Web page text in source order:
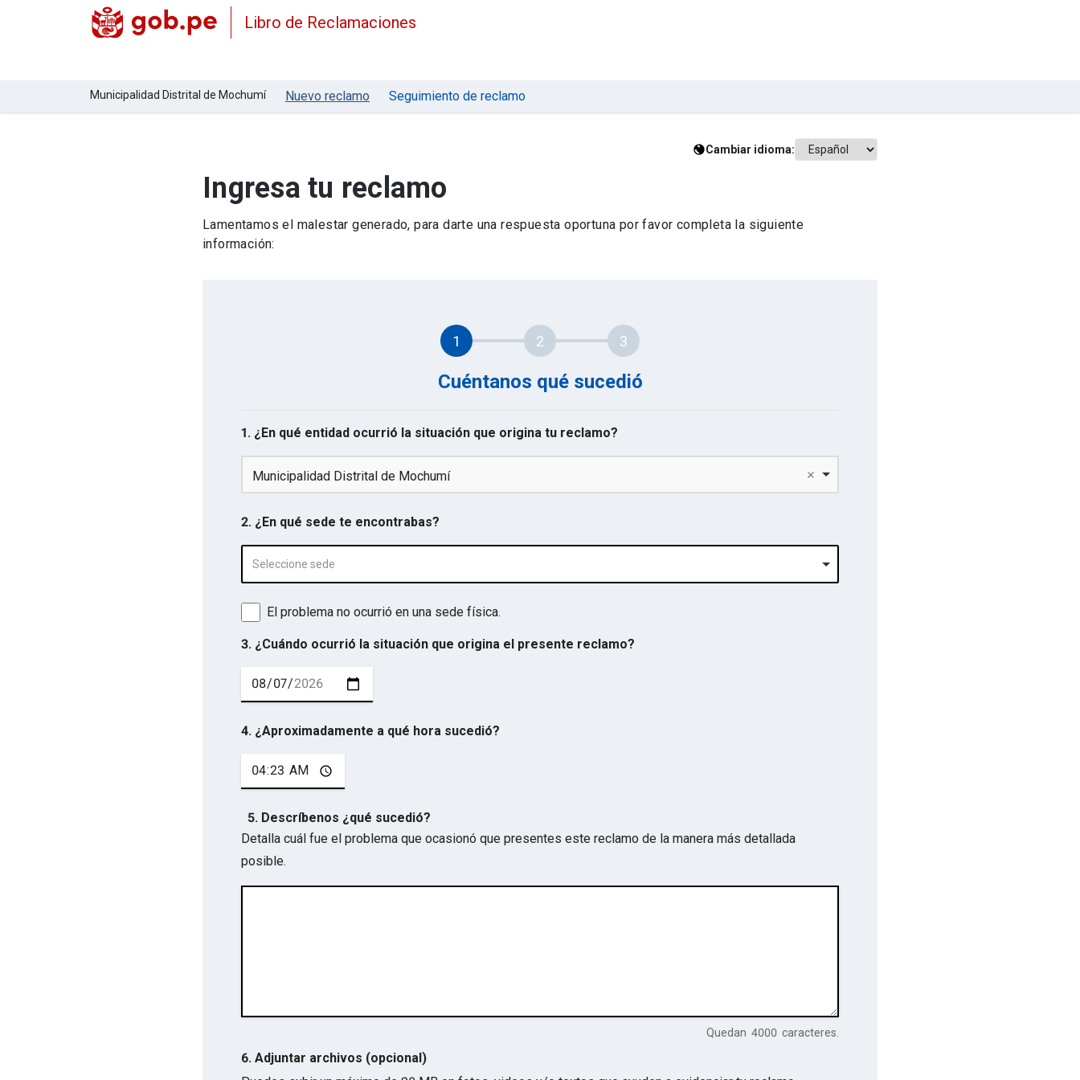
Libro de Reclamaciones
Municipalidad Distrital de Mochumí Nuevo reclamo Seguimiento de reclamo
Cambiar idioma:
Ingresa tu reclamo
Lamentamos el malestar generado, para darte una respuesta oportuna por favor completa la siguiente
información:
1 2 3
Cuéntanos qué sucedió
1. ¿En qué entidad ocurrió la situación que origina tu reclamo?
Municipalidad Distrital de Mochumí
2. ¿En qué sede te encontrabas?
Seleccione sede
El problema no ocurrió en una sede física.
3. ¿Cuándo ocurrió la situación que origina el presente reclamo?
4. ¿Aproximadamente a qué hora sucedió?
5. Descríbenos ¿qué sucedió?
Detalla cuál fue el problema que ocasionó que presentes este reclamo de la manera más detallada
posible.
Quedan 4000 caracteres.
6. Adjuntar archivos (opcional)